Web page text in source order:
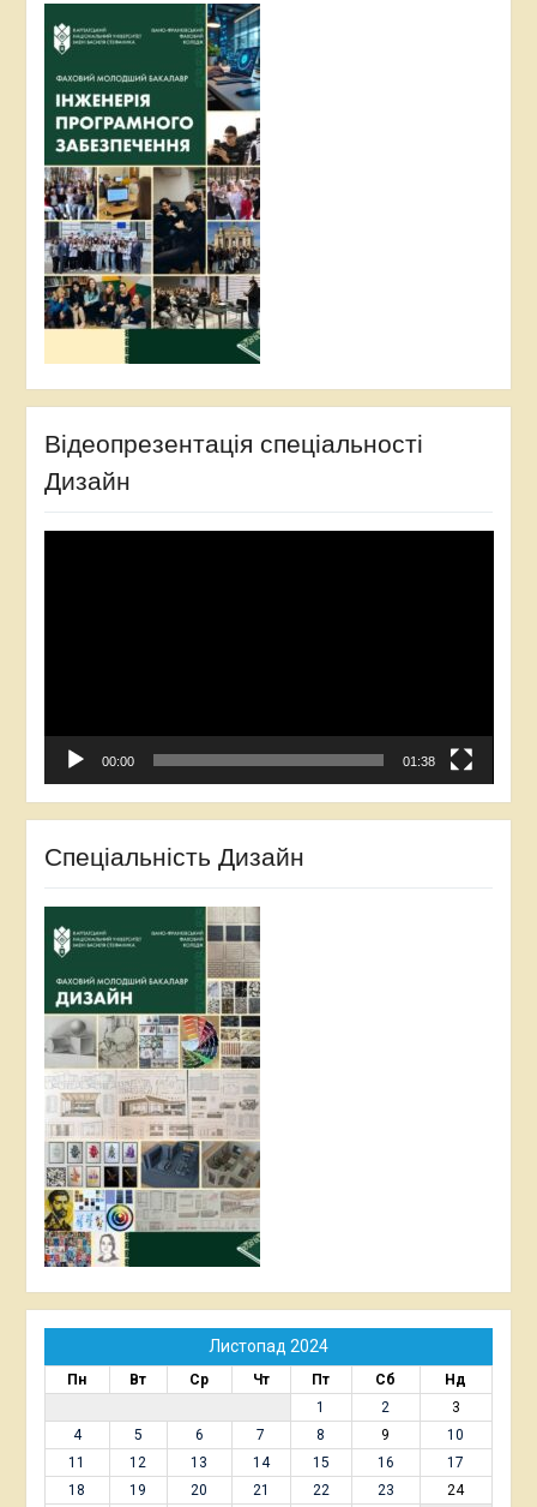
Відеопрезентація спеціальності
Дизайн
00:00 01:38
Спеціальність Дизайн
Листопад 2024
Пн Вт Ср Чт Пт Сб
Нд
1
2
3
4
5 6 7 8 9
10
11
12 13 14 15 16
17
18
19 20 21 22 23 24